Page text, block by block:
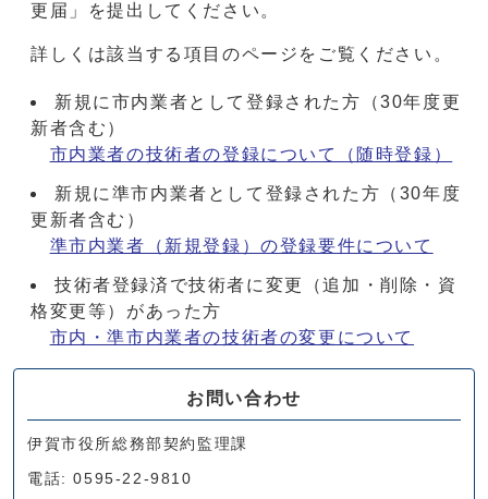
更届」を提出してください。
詳しくは該当する項目のページをご覧ください。
新規に市内業者として登録された方（30年度更
新者含む）
市内業者の技術者の登録について（随時登録）
新規に準市内業者として登録された方（30年度
更新者含む）
準市内業者（新規登録）の登録要件について
技術者登録済で技術者に変更（追加・削除・資
格変更等）があった方
市内・準市内業者の技術者の変更について
お問い合わせ
伊賀市役所総務部契約監理課
電話: 0595-22-9810